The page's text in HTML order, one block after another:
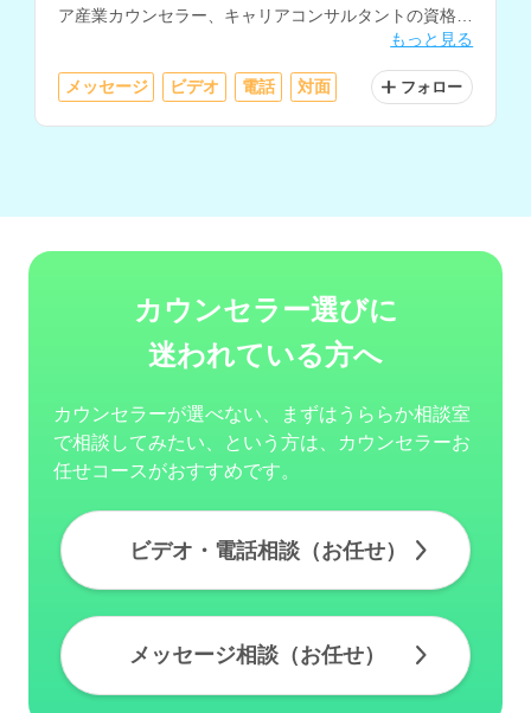
ア産業カウンセラー、キャリアコンサルタントの資格も
もっと見る
メッセージ ビデオ 電話 対面 フォロー
カウンセラー選びに
迷われている方へ
カウンセラーが選べない、まずはうららか相談室
で相談してみたい、という方は、カウンセラーお
任せコースがおすすめです。
ビデオ・電話相談（お任せ）
メッセージ相談（お任せ）